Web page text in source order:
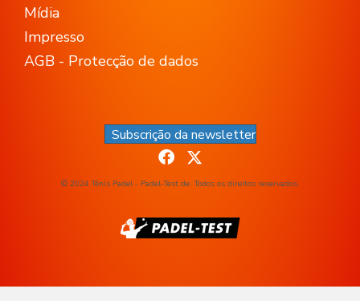
Mídia
Impresso
AGB - Protecção de dados
Subscrição da newsletter
© 2024 Ténis Padel - Padel-Test.de. Todos os direitos reservados.